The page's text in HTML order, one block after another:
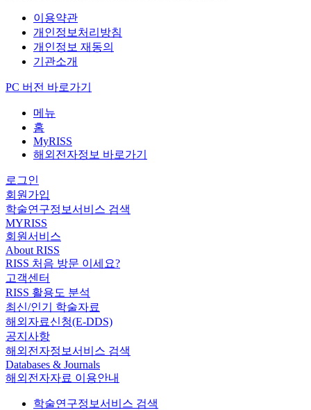
이용약관
개인정보처리방침
개인정보 재동의
기관소개
PC 버전 바로가기
메뉴
홈
MyRISS
해외전자정보 바로가기
로그인
회원가입
학술연구정보서비스 검색
MYRISS
회원서비스
About RISS
RISS 처음 방문 이세요?
고객센터
RISS 활용도 분석
최신/인기 학술자료
해외자료신청(E-DDS)
공지사항
해외전자정보서비스 검색
Databases & Journals
해외전자자료 이용안내
학술연구정보서비스 검색